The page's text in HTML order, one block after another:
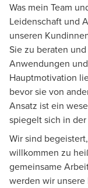
Was mein Team
Leidenschaft und
unseren
Sie zu beraten
Anwendungen
Hauptmotivation
bevor sie von
Ansatz ist ein
spiegelt sich in
Wir sind
willkommen zu
gemeinsame
werden wir